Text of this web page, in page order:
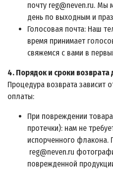
почту reg@neven.ru. Мы
день по выходным и
Голосовая почта: Наш
время принимает
свяжемся с вами в
4. Порядок и сроки
Процедура возврата зависит
оплаты:
При повреждении
протечки): нам не
испорченного флакона.
reg@neven.ru
поврежденной